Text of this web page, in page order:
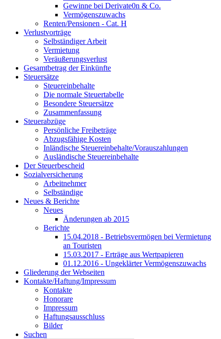
Gewinne bei Derivate0n & Co.
Vermögenszuwachs
Renten/Pensionen - Cat. H
Verlustvorträge
Selbständiger Arbeit
Vermietung
Veräußerungsverlust
Gesamtbetrag der Einkünfte
Steuersätze
Steuereinbehalte
Die normale Steuertabelle
Besondere Steuersätze
Zusammenfassung
Steuerabzüge
Persönliche Freibeträge
Abzugsfähige Kosten
Inländische Steuereinbehalte/Vorauszahlungen
Ausländische Steuereinbehalte
Der Steuerbescheid
Sozialversicherung
Arbeitnehmer
Selbständige
Neues & Berichte
Neues
Änderungen ab 2015
Berichte
15.04.2018 - Betriebsvermögen bei Vermietung
an Touristen
15.03.2017 - Erträge aus Wertpapieren
01.12.2016 - Ungeklärter Vermögenszuwachs
Gliederung der Webseiten
Kontakte/Haftung/Impressum
Kontakte
Honorare
Impressum
Haftungsausschluss
Bilder
Suchen